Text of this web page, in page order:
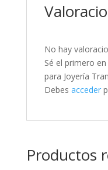
No hay
Sé el primero
para Joyería
Debes acceder
Productos